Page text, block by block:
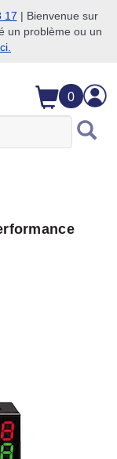
17 | Bienvenue sur
un problème ou un
0